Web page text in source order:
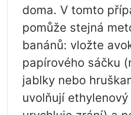
doma. V tomto
pomůže stejná
banánů: vložte
papírového sáčku
jablky nebo
uvolňují